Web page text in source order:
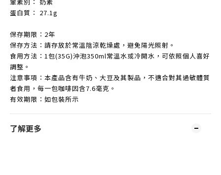
蛋白質： 27.1g
保存期限：2年
保存方法：請存放於常溫陰涼乾燥處，避免陽光照射。
食用方法：1包(35G)沖泡350ml常溫水或冷開水，可依照個人喜好
調整。
注意事項：本產品含有牛奶、大豆及其製品，不適合對其過敏體質
者食用，每一包咖啡因含7.6毫克。
有效期限：如包裝所示
了解更多